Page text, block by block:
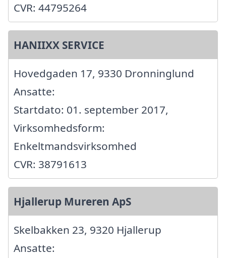
CVR: 44795264
HANIIXX SERVICE
Hovedgaden 17, 9330 Dronninglund
Ansatte:
Startdato: 01. september 2017,
Virksomhedsform:
Enkeltmandsvirksomhed
CVR: 38791613
Hjallerup Mureren ApS
Skelbakken 23, 9320 Hjallerup
Ansatte: